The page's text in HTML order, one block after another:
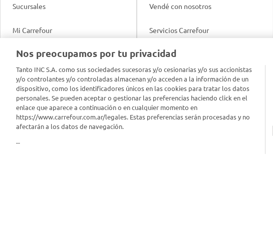
Sucursales
Mi Carrefour
Productos Carrefour
Tarjeta Mi Carrefour
Panel Carrefour
Puntos Verdes
Vendé con nosotros
Servicios Carrefour
Info útil
Tasas de interés
Contacto
Nos preocupamos por tu privacidad
Tanto INC S.A. como sus sociedades sucesoras y/o cesionarias y/o sus accionistas
y/o controlantes y/o controladas almacenan y/o acceden a la información de un
dispositivo, como los identificadores únicos en las cookies para tratar los datos
personales. Se pueden aceptar o gestionar las preferencias haciendo click en el
enlace que aparece a continuación o en cualquier momento en
https://www.carrefour.com.ar/legales. Estas preferencias serán procesadas y no
afectarán a los datos de navegación.
--